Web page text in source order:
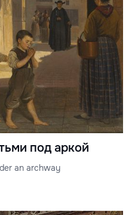
под аркой
an archway